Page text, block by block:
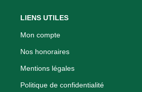
LIENS UTILES
Mon compte
Nos honoraires
Mentions légales
Politique de confidentialité